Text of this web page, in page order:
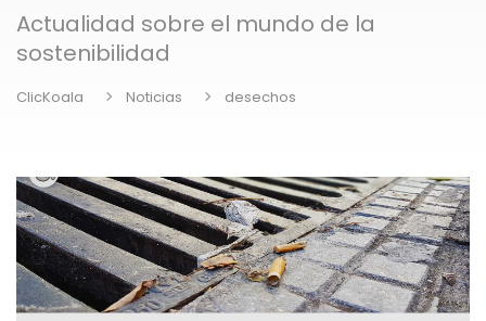
Actualidad sobre el mundo de la
sostenibilidad
ClicKoala Noticias desechos